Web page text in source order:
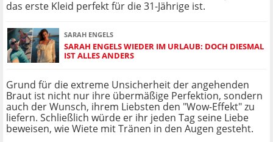
das erste Kleid perfekt für die 31-Jährige ist.
SARAH ENGELS
SARAH ENGELS WIEDER IM URLAUB: DOCH DIESMAL
IST ALLES ANDERS
Grund für die extreme Unsicherheit der angehenden
Braut ist nicht nur ihre übermäßige Perfektion, sondern
auch der Wunsch, ihrem Liebsten den "Wow-Effekt" zu
liefern. Schließlich würde er ihr jeden Tag seine Liebe
beweisen, wie Wiete mit Tränen in den Augen gesteht.